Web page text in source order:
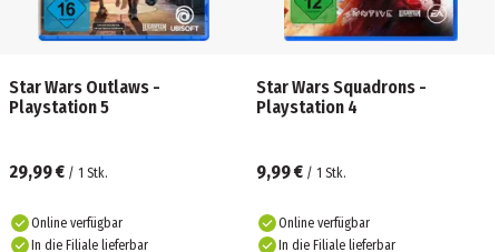
Star Wars Outlaws -
Playstation 5
29,99 € / 1 Stk.
Online verfügbar
In die Filiale lieferbar
Star Wars Squadrons -
Playstation 4
9,99 € / 1 Stk.
Online verfügbar
In die Filiale lieferbar